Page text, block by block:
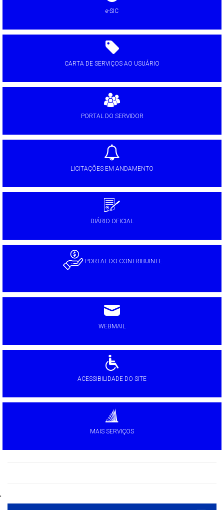
e-SIC
CARTA DE SERVIÇOS AO USUÁRIO
PORTAL DO SERVIDOR
LICITAÇÕES EM ANDAMENTO
DIÁRIO OFICIAL
PORTAL DO CONTRIBUINTE
WEBMAIL
ACESSIBILIDADE DO SITE
MAIS SERVIÇOS
'